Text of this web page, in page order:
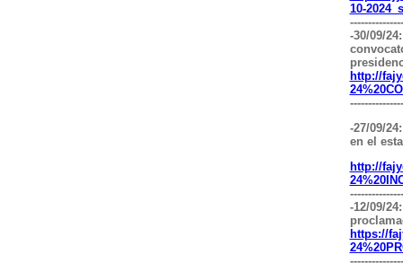
10-
-30/09/
http://
-27/09/
en el
http://
-12/09/
https://